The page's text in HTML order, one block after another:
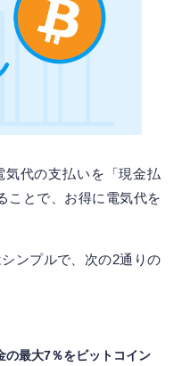
気代の支払いを「現金払
ことで、お得に電気代を
ンプルで、次の2通りの
の最大7％をビットコイン